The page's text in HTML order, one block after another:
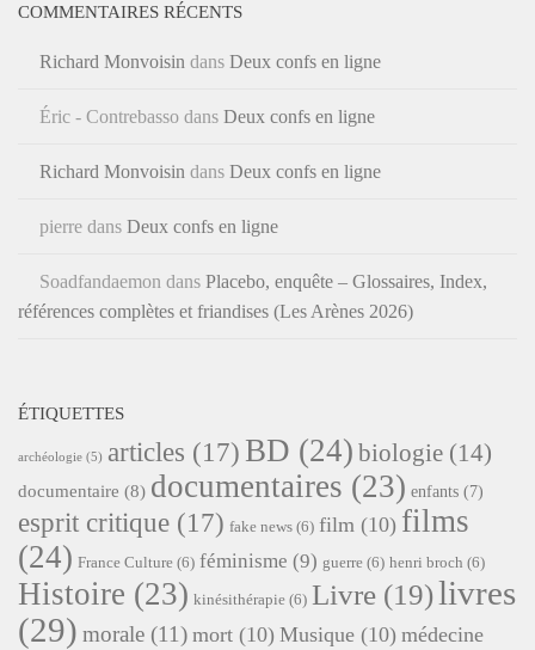
COMMENTAIRES RÉCENTS
Richard Monvoisin dans Deux confs en ligne
Éric - Contrebasso dans Deux confs en ligne
Richard Monvoisin dans Deux confs en ligne
pierre dans Deux confs en ligne
Soadfandaemon dans Placebo, enquête – Glossaires, Index,
références complètes et friandises (Les Arènes 2026)
ÉTIQUETTES
archéologie (5) articles (17) BD (24) biologie (14)
documentaire (8) documentaires (23) enfants (7)
esprit critique (17) fake news (6) film (10) films
(24) France Culture (6) féminisme (9) guerre (6) henri broch (6)
Histoire (23) kinésithérapie (6) Livre (19)livres
(29) morale (11) mort (10) Musique (10) médecine